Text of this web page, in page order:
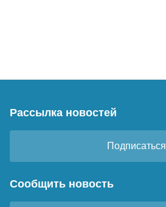
Рассылка новостей
Подписаться
Сообщить новость